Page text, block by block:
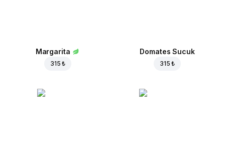
Margarita
315 ₺
Domates Sucuk
315 ₺